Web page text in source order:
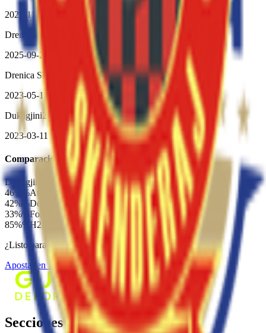
2025-11-23
Drenica Skënderaj
1Dukagjini
2025-09-21
Drenica Skënderaj
1–
Dukagjini
2023-05-14
Dukagjini2–
Drenica Skënderaj
2023-03-11
Comparación
Dukagjini
Drenica Skënderaj
46%
%Ataque 54% %
42%
%Defensa 58%
%
33%%Forma 67%
85%% H2H 15%%
¿Listo para apostar en este partido?
Apostar enMatchBook Betting Exchange
Contacto
Secciones